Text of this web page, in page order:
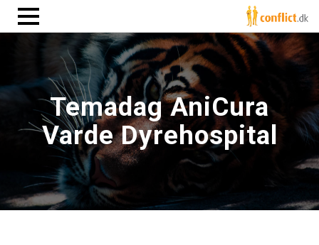
Temadag AniCura
Varde Dyrehospital